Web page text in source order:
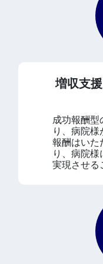
増収支
成功報酬
り、病院様
報酬はいた
り、病院
実現させる